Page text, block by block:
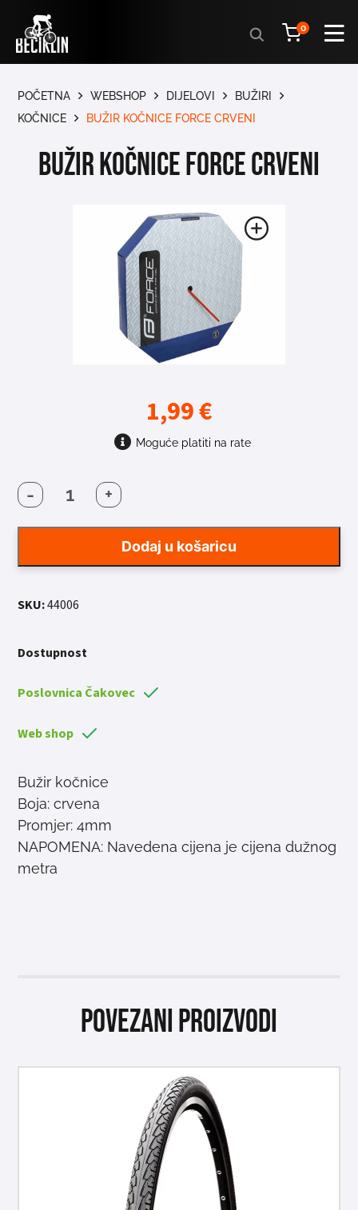
Products
search
0
POČETNA WEBSHOP DIJELOVI
BUŽIRI
KOČNICE
BUŽIR KOČNICE FORCE CRVENI
BUŽIR KOČNICE FORCE CRVENI
1,99€
Moguće platiti na rate
-
BUŽIR
FORCE
količina
+
Dodaj u košaricu
SKU:44006
Dostupnost
Poslovnica Čakovec
Web shop
Bužir kočnice
Boja: crvena
Promjer: 4mm
NAPOMENA: Navedena cijena je cijena dužnog
metra
Povezani proizvodi